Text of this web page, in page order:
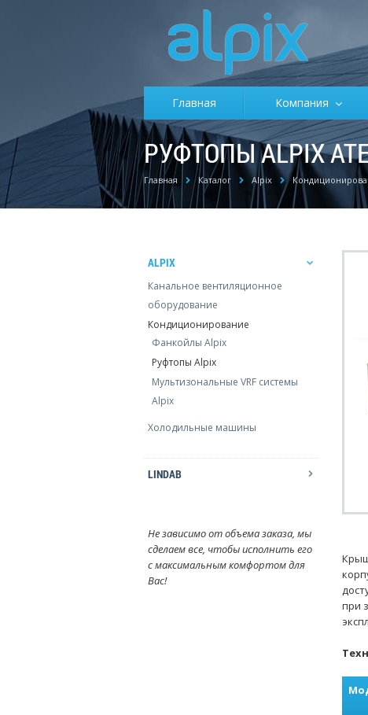
Главная Компания
РУФТОПЫ ALPIX
Главная Каталог Alpix
ALPIX
Канальное вентиляционное
оборудование
Кондиционирование
Фанкойлы Alpix
Руфтопы Alpix
Мультизональные VRF системы
Alpix
Холодильные машины
LINDAB
Не зависимо от объема заказа, мы
сделаем все, чтобы исполнить его
с максимальным комфортом для
Вас!
при